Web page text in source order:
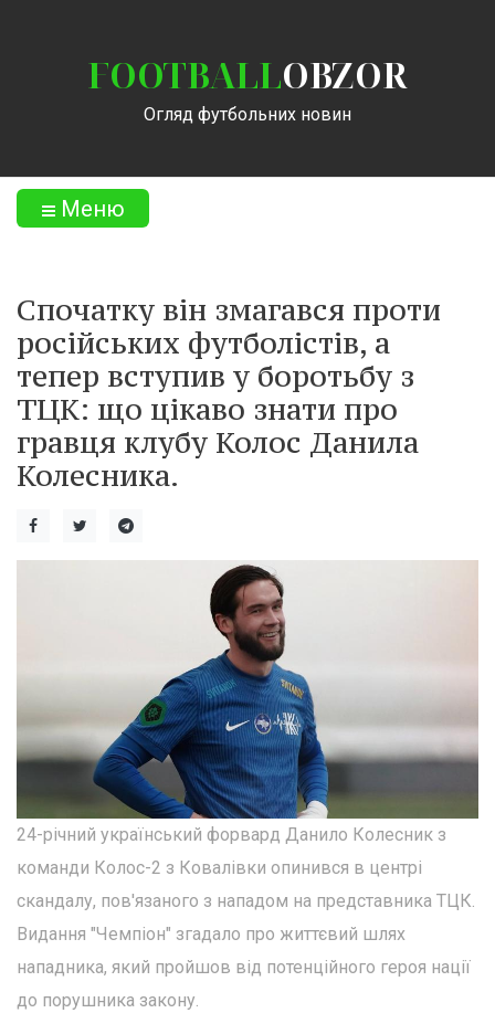
FOOTBALLOBZOR
Огляд футбольних новин
Меню
Спочатку він змагався проти
російських футболістів, а
тепер вступив у боротьбу з
ТЦК: що цікаво знати про
гравця клубу Колос Данила
Колесника.
24-річний український форвард Данило Колесник з
команди Колос-2 з Ковалівки опинився в центрі
скандалу, пов'язаного з нападом на представника ТЦК.
Видання "Чемпіон" згадало про життєвий шлях
нападника, який пройшов від потенційного героя нації
до порушника закону.